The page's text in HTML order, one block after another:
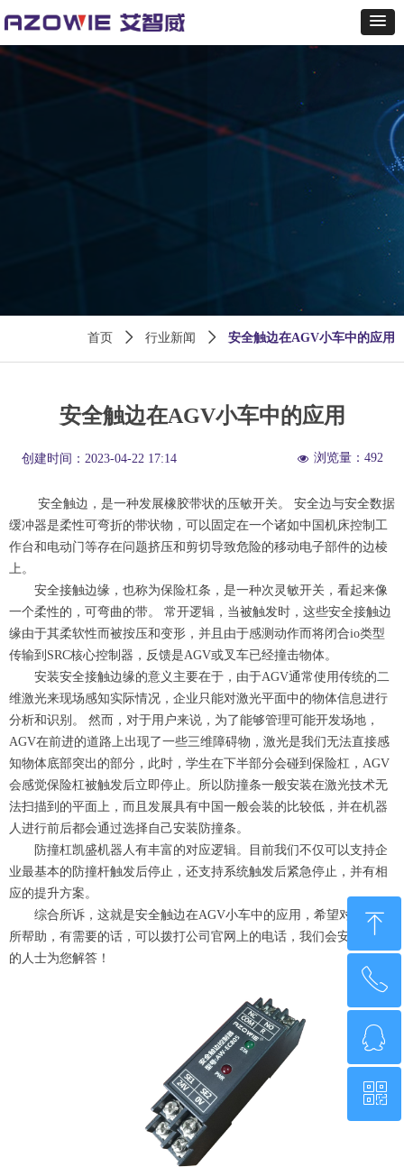
安全触边在AGV小车中的应用
安全触边，是一种发展橡胶带状的压敏开关。 安全边与安全数据
缓冲器是柔性可弯折的带状物，可以固定在一个诸如中国机床控制工
作台和电动门等存在问题挤压和剪切导致危险的移动电子部件的边棱
上。
安全接触边缘，也称为保险杠条，是一种次灵敏开关，看起来像
一个柔性的，可弯曲的带。 常开逻辑，当被触发时，这些安全接触边
缘由于其柔软性而被按压和变形，并且由于感测动作而将闭合io类型
传输到SRC核心控制器，反馈是AGV或叉车已经撞击物体。
安装安全接触边缘的意义主要在于，由于AGV通常使用传统的二
维激光来现场感知实际情况，企业只能对激光平面中的物体信息进行
分析和识别。 然而，对于用户来说，为了能够管理可能开发场地，
AGV在前进的道路上出现了一些三维障碍物，激光是我们无法直接感
知物体底部突出的部分，此时，学生在下半部分会碰到保险杠，AGV
会感觉保险杠被触发后立即停止。所以防撞条一般安装在激光技术无
法扫描到的平面上，而且发展具有中国一般会装的比较低，并在机器
人进行前后都会通过选择自己安装防撞条。
防撞杠凯盛机器人有丰富的对应逻辑。目前我们不仅可以支持企
业最基本的防撞杆触发后停止，还支持系统触发后紧急停止，并有相
应的提升方案。
综合所诉，这就是安全触边在AGV小车中的应用，希望对大家有
所帮助，有需要的话，可以拨打公司官网上的电话，我们会安排专业
的人士为您解答！
首页 ꄲ 行业新闻 ꄲ 安全触边在AGV小车中的应用
创建时间： 2023-04-22 17:14 넶 浏览量： 492
ꁸ
回到顶部
ꂅ
ꁗ
QQ客服
ꀥ